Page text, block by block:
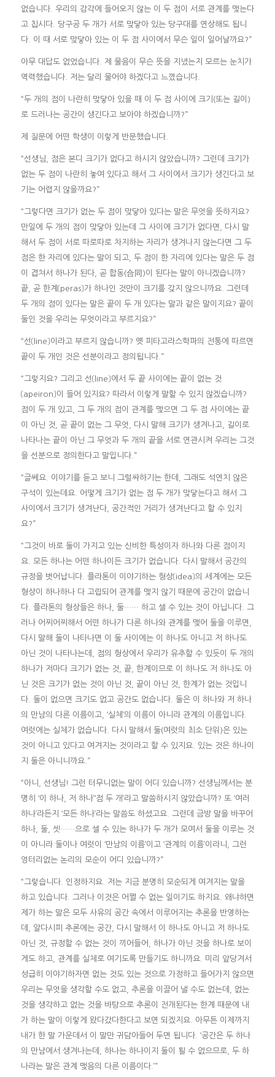
없습니다. 우리의 감각에 들어오지 않는 이 두 점이 서로 관계를 맺는다
고 칩시다. 당구공 두 개가 서로 맞닿아 있는 당구대를 연상해도 됩니
다. 이 때 서로 맞닿아 있는 이 두 점 사이에서 무슨 일이 일어날까요?”
아무 대답도 없었습니다. 제 물음이 무슨 뜻을 지녔는지 모르는 눈치가
역력했습니다. 저는 달리 물어야 하겠다고 느꼈습니다.
“두 개의 점이 나란히 맞닿아 있을 때 이 두 점 사이에 크기(또는 길이)
로 드러나는 공간이 생긴다고 보아야 하겠습니까?”
제 질문에 어떤 학생이 이렇게 반문했습니다.
“선생님, 점은 본디 크기가 없다고 하시지 않았습니까? 그런데 크기가
없는 두 점이 나란히 놓여 있다고 해서 그 사이에서 크기가 생긴다고 보
기는 어렵지 않을까요?”
“그렇다면 크기가 없는 두 점이 맞닿아 있다는 말은 무엇을 뜻하지요?
만일에 두 개의 점이 맞닿아 있는데 그 사이에 크기가 없다면, 다시 말
해서 두 점이 서로 따로따로 차지하는 자리가 생겨나지 않는다면 그 두
점은 한 자리에 있다는 말이 되고, 두 점이 한 자리에 있다는 말은 두 점
이 겹쳐서 하나가 된다, 곧 합동(合同)이 된다는 말이 아니겠습니까?
끝, 곧 한계〔peras〕가 하나인 것만이 크기를 갖지 않으니까요. 그런데
두 개의 점이 있다는 말은 끝이 두 개 있다는 말과 같은 말이지요? 끝이
둘인 것을 우리는 무엇이라고 부르지요?”
“선〔line〕이라고 부르지 않습니까? 옛 피타고라스학파의 전통에 따르면
끝이 두 개인 것은 선분이라고 정의됩니다.”
“그렇지요? 그리고 선〔line〕에서 두 끝 사이에는 끝이 없는 것
〔apeiron〕이 들어 있지요? 따라서 이렇게 말할 수 있지 않겠습니까?
점이 두 개 있고, 그 두 개의 점이 관계를 맺으면 그 두 점 사이에는 끝
이 아닌 것, 곧 끝이 없는 그 무엇, 다시 말해 크기가 생겨나고, 길이로
나타나는 끝이 아닌 그 무엇과 두 개의 끝을 서로 연관시켜 우리는 그것
을 선분으로 정의한다고 말입니다.”
“글쎄요. 이야기를 듣고 보니 그럴싸하기는 한데, 그래도 석연치 않은
구석이 있는데요. 어떻게 크기가 없는 점 두 개가 맞닿는다고 해서 그
사이에서 크기가 생겨난다, 공간적인 거리가 생겨난다고 할 수 있지
요?”
“그것이 바로 둘이 가지고 있는 신비한 특성이자 하나와 다른 점이지
요. 모든 하나는 어떤 하나이든 크기가 없습니다. 다시 말해서 공간의
규정을 벗어납니다. 플라톤이 이야기하는 형상〔idea〕의 세계에는 모든
형상이 하나하나 다 고립되어 관계를 맺지 않기 때문에 공간이 없습니
다. 플라톤의 형상들은 하나, 둘…… 하고 셀 수 있는 것이 아닙니다. 그
러나 어찌어찌해서 어떤 하나가 다른 하나와 관계를 맺어 둘을 이루면,
다시 말해 둘이 나타나면 이 둘 사이에는 이 하나도 아니고 저 하나도
아닌 것이 나타나는데, 점의 형상에서 우리가 유추할 수 있듯이 두 개의
하나가 저마다 크기가 없는 것, 끝, 한계이므로 이 하나도 저 하나도 아
닌 것은 크기가 없는 것이 아닌 것, 끝이 아닌 것, 한계가 없는 것입니
다. 둘이 없으면 크기도 없고 공간도 없습니다. 둘은 이 하나와 저 하나
의 만남의 다른 이름이고, ‘실체’의 이름이 아니라 관계의 이름입니다.
여럿에는 실체가 없습니다. 다시 말해서 둘(여럿의 최소 단위)은 있는
것이 아니고 있다고 여겨지는 것이라고 할 수 있지요. 있는 것은 하나이
지 둘은 아니니까요.”
“아니, 선생님! 그런 터무니없는 말이 어디 있습니까? 선생님께서는 분
명히 ‘이 하나, 저 하나’‘점 두 개’라고 말씀하시지 않았습니까? 또 ‘여러
하나’라든지 ‘모든 하나’라는 말씀도 하셨고요. 그런데 금방 말을 바꾸어
하나, 둘, 셋……으로 셀 수 있는 하나가 두 개가 모여서 둘을 이루는 것
이 아니라 둘이나 여럿이 ‘만남의 이름’이고 ‘관계의 이름’이라니, 그런
엉터리없는 논리의 모순이 어디 있습니까?”
“그렇습니다. 인정하지요. 저는 지금 분명히 모순되게 여겨지는 말을
하고 있습니다. 그러나 이것은 어쩔 수 없는 일이기도 하지요. 왜냐하면
제가 하는 말은 모두 사유의 공간 속에서 이루어지는 추론을 반영하는
데, 알다시피 추론에는 공간, 다시 말해서 이 하나도 아니고 저 하나도
아닌 것, 규정할 수 없는 것이 끼어들어, 하나가 아닌 것을 하나로 보이
게도 하고, 관계를 실체로 여기도록 만들기도 하니까요. 미리 앞당겨서
성급히 이야기하자면 없는 것도 있는 것으로 가정하고 들어가지 않으면
우리는 무엇을 생각할 수도 없고, 추론을 이끌어 낼 수도 없는데, 없는
것을 생각하고 없는 것을 바탕으로 추론이 전개된다는 한계 때문에 내
가 하는 말이 이렇게 왔다갔다한다고 보면 되겠지요. 아무튼 이제까지
내가 한 말 가운데서 이 말만 귀담아들어 두면 됩니다. ‘공간은 두 하나
의 만남에서 생겨나는데, 하나는 하나이지 둘이 될 수 없으므로, 두 하
나라는 말은 관계 맺음의 다른 이름이다.’”